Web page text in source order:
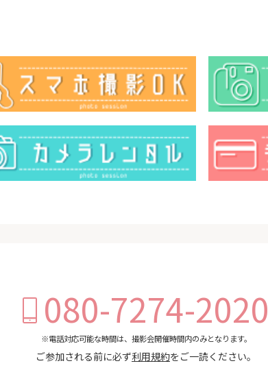
080-7274-2020
※電話対応可能な時間は、撮影会開催時間内のみとなります。
ご参加される前に必ず利用規約をご一読ください。